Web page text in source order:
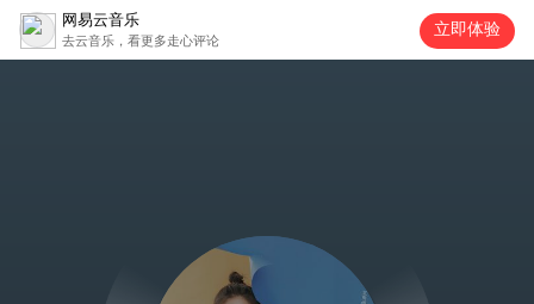
网易云音乐
去云音乐，看更多走心评论
立即体验